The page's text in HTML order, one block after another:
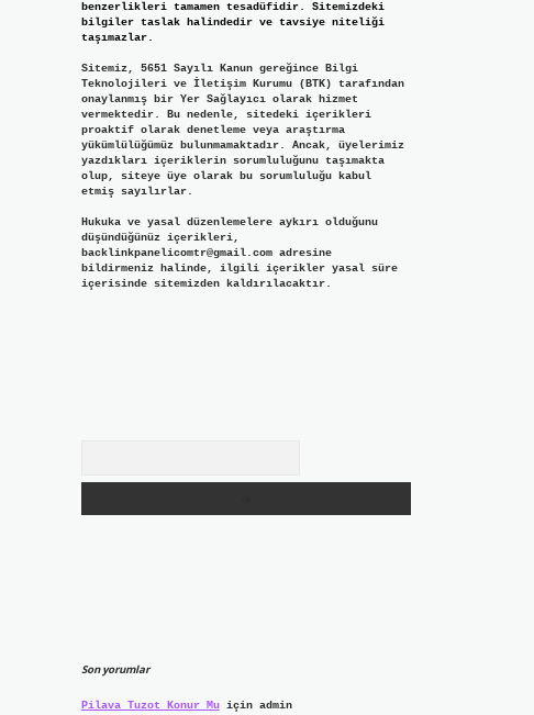
benzerlikleri tamamen tesadüfidir. Sitemizdeki
bilgiler taslak halindedir ve tavsiye niteliği
taşımazlar.
Sitemiz, 5651 Sayılı Kanun gereğince Bilgi
Teknolojileri ve İletişim Kurumu (BTK) tarafından
onaylanmış bir Yer Sağlayıcı olarak hizmet
vermektedir. Bu nedenle, sitedeki içerikleri
proaktif olarak denetleme veya araştırma
yükümlülüğümüz bulunmamaktadır. Ancak, üyelerimiz
yazdıkları içeriklerin sorumluluğunu taşımakta
olup, siteye üye olarak bu sorumluluğu kabul
etmiş sayılırlar.
Hukuka ve yasal düzenlemelere aykırı olduğunu
düşündüğünüz içerikleri,
backlinkpanelicomtr@gmail.comadresine
bildirmeniz halinde, ilgili içerikler yasal süre
içerisinde sitemizden kaldırılacaktır.
Son yorumlar
Pilava Tuzot Konur Muiçin admin